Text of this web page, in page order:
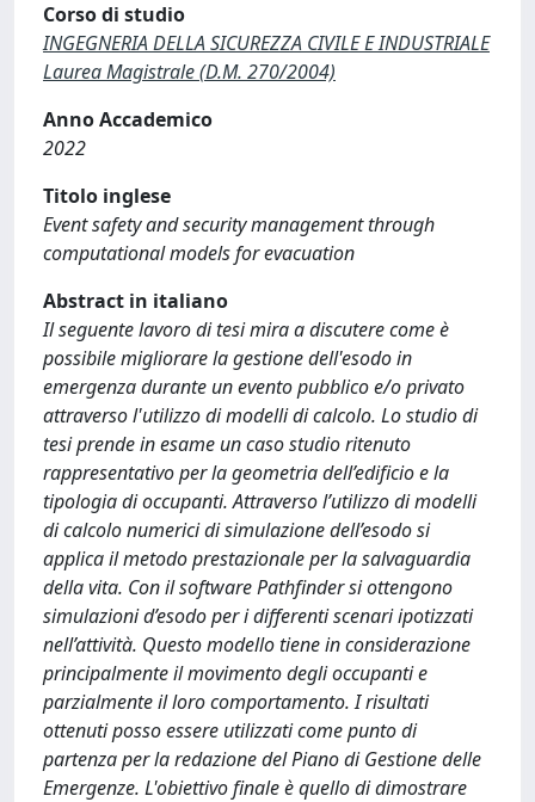
Corso di studio
INGEGNERIA DELLA SICUREZZA CIVILE E INDUSTRIALE
Laurea Magistrale (D.M. 270/2004)
Anno Accademico
2022
Titolo inglese
Event safety and security management through
computational models for evacuation
Abstract in italiano
Il seguente lavoro di tesi mira a discutere come è
possibile migliorare la gestione dell'esodo in
emergenza durante un evento pubblico e/o privato
attraverso l'utilizzo di modelli di calcolo. Lo studio di
tesi prende in esame un caso studio ritenuto
rappresentativo per la geometria dell’edificio e la
tipologia di occupanti. Attraverso l’utilizzo di modelli
di calcolo numerici di simulazione dell’esodo si
applica il metodo prestazionale per la salvaguardia
della vita. Con il software Pathfinder si ottengono
simulazioni d’esodo per i differenti scenari ipotizzati
nell’attività. Questo modello tiene in considerazione
principalmente il movimento degli occupanti e
parzialmente il loro comportamento. I risultati
ottenuti posso essere utilizzati come punto di
partenza per la redazione del Piano di Gestione delle
Emergenze. L'obiettivo finale è quello di dimostrare